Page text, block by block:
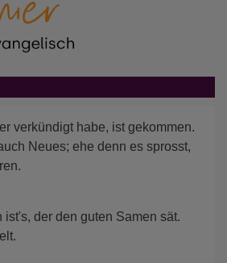
verkündigt habe, ist gekommen.
Neues; ehe denn es sprosst,
ist's, der den guten Samen sät.